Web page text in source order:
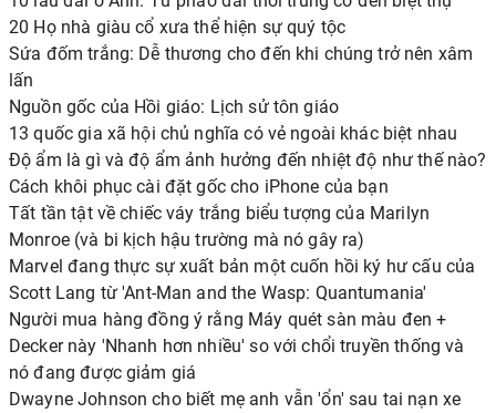
20 Họ nhà giàu cổ xưa thể hiện sự quý tộc
Sứa đốm trắng: Dễ thương cho đến khi chúng trở nên xâm
lấn
Nguồn gốc của Hồi giáo: Lịch sử tôn giáo
13 quốc gia xã hội chủ nghĩa có vẻ ngoài khác biệt nhau
Độ ẩm là gì và độ ẩm ảnh hưởng đến nhiệt độ như thế nào?
Cách khôi phục cài đặt gốc cho iPhone của bạn
Tất tần tật về chiếc váy trắng biểu tượng của Marilyn
Monroe (và bi kịch hậu trường mà nó gây ra)
Marvel đang thực sự xuất bản một cuốn hồi ký hư cấu của
Scott Lang từ 'Ant-Man and the Wasp: Quantumania'
Người mua hàng đồng ý rằng Máy quét sàn màu đen +
Decker này 'Nhanh hơn nhiều' so với chổi truyền thống và
nó đang được giảm giá
Dwayne Johnson cho biết mẹ anh vẫn 'ổn' sau tai nạn xe